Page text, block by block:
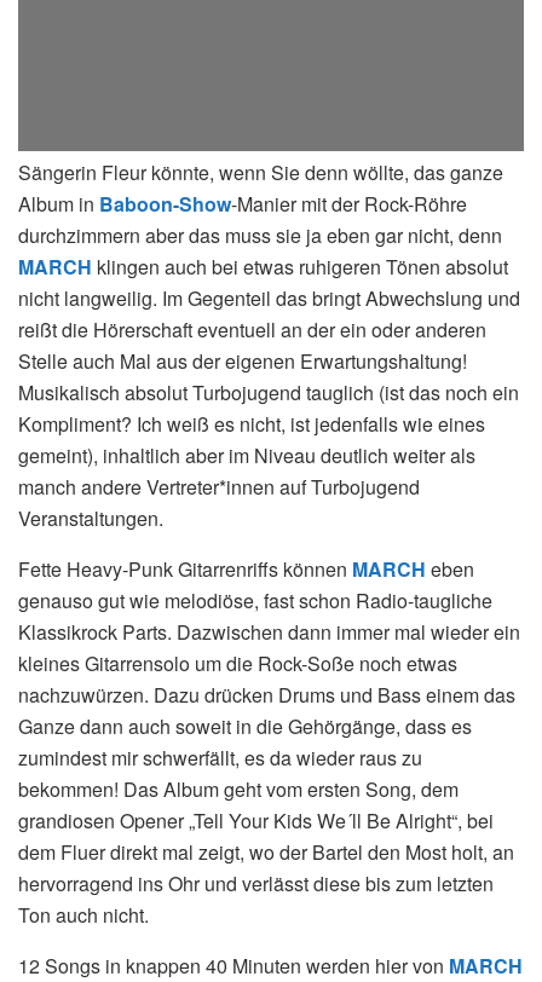
Sängerin Fleur könnte, wenn Sie denn wöllte, das ganze
Album in Baboon-Show-Manier mit der Rock-Röhre
durchzimmern aber das muss sie ja eben gar nicht, denn
MARCH klingen auch bei etwas ruhigeren Tönen absolut
nicht langweilig. Im Gegenteil das bringt Abwechslung und
reißt die Hörerschaft eventuell an der ein oder anderen
Stelle auch Mal aus der eigenen Erwartungshaltung!
Musikalisch absolut Turbojugend tauglich (ist das noch ein
Kompliment? Ich weiß es nicht, ist jedenfalls wie eines
gemeint), inhaltlich aber im Niveau deutlich weiter als
manch andere Vertreter*innen auf Turbojugend
Veranstaltungen.
Fette Heavy-Punk Gitarrenriffs können MARCH eben
genauso gut wie melodiöse, fast schon Radio-taugliche
Klassikrock Parts. Dazwischen dann immer mal wieder ein
kleines Gitarrensolo um die Rock-Soße noch etwas
nachzuwürzen. Dazu drücken Drums und Bass einem das
Ganze dann auch soweit in die Gehörgänge, dass es
zumindest mir schwerfällt, es da wieder raus zu
bekommen! Das Album geht vom ersten Song, dem
grandiosen Opener „Tell Your Kids We´ll Be Alright“, bei
dem Fluer direkt mal zeigt, wo der Bartel den Most holt, an
hervorragend ins Ohr und verlässt diese bis zum letzten
Ton auch nicht.
12 Songs in knappen 40 Minuten werden hier von MARCH